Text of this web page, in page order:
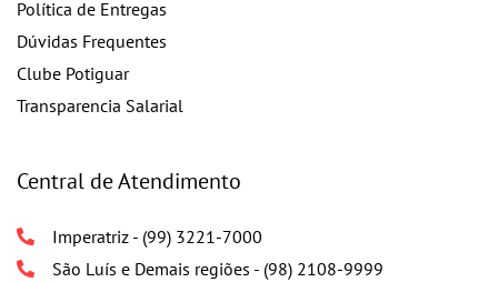
Política de Entregas
Dúvidas Frequentes
Clube Potiguar
Transparencia Salarial
Central de Atendimento
Imperatriz - (99) 3221-7000
São Luís e Demais regiões - (98) 2108-9999